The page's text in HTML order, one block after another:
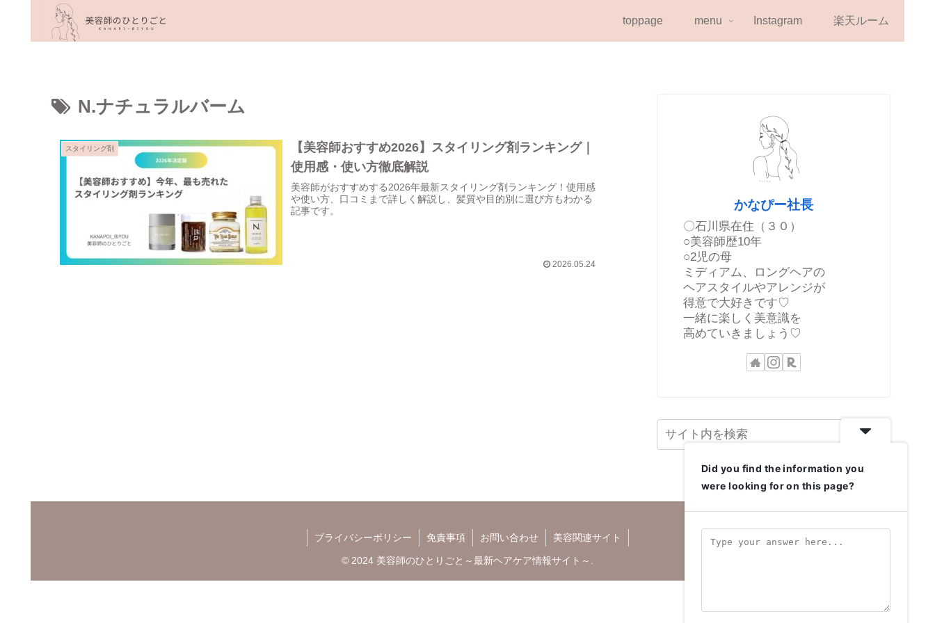
toppage menu Instagram 楽天ルーム
N.ナチュラルバーム
スタイリング剤
【美容師おすすめ2026】スタイリング剤ランキング｜
使用感・使い方徹底解説
美容師がおすすめする2026年最新スタイリング剤ランキング！使用感
や使い方、口コミまで詳しく解説し、髪質や目的別に選び方もわかる
記事です。
2026.05.24
かなぴー社長
〇石川県在住（３０）
○美容師歴10年
○2児の母
ミディアム、ロングヘアの
ヘアスタイルやアレンジが
得意で大好きです♡
一緒に楽しく美意識を
高めていきましょう♡
ブライバシーポリシー 免責事項 お問い合わせ 美容関連サイト
© 2024 美容師のひとりごと～最新ヘアケア情報サイト～.
Did you find the information you
were looking for on this page?